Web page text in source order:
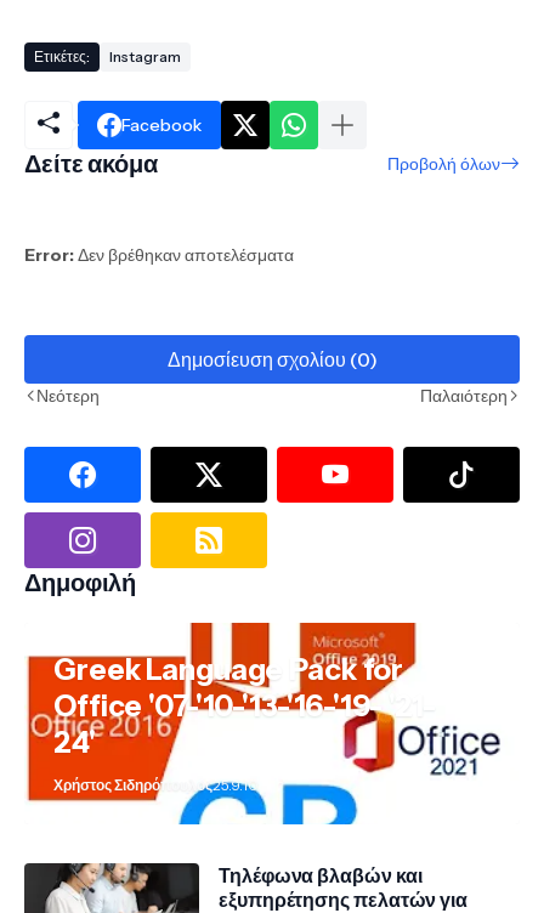
Ετικέτες: Instagram
Facebook
Δείτε ακόμα Προβολή όλων
Error:Δεν βρέθηκαν αποτελέσματα
Δημοσίευση σχολίου (0)
Νεότερη Παλαιότερη
Δημοφιλή
Greek Language Pack for
Office '07-'10-'13-'16-'19- '21-
24'
Χρήστος Σιδηρόπουλος25.9.10
Τηλέφωνα βλαβών και
εξυπηρέτησης πελατών για